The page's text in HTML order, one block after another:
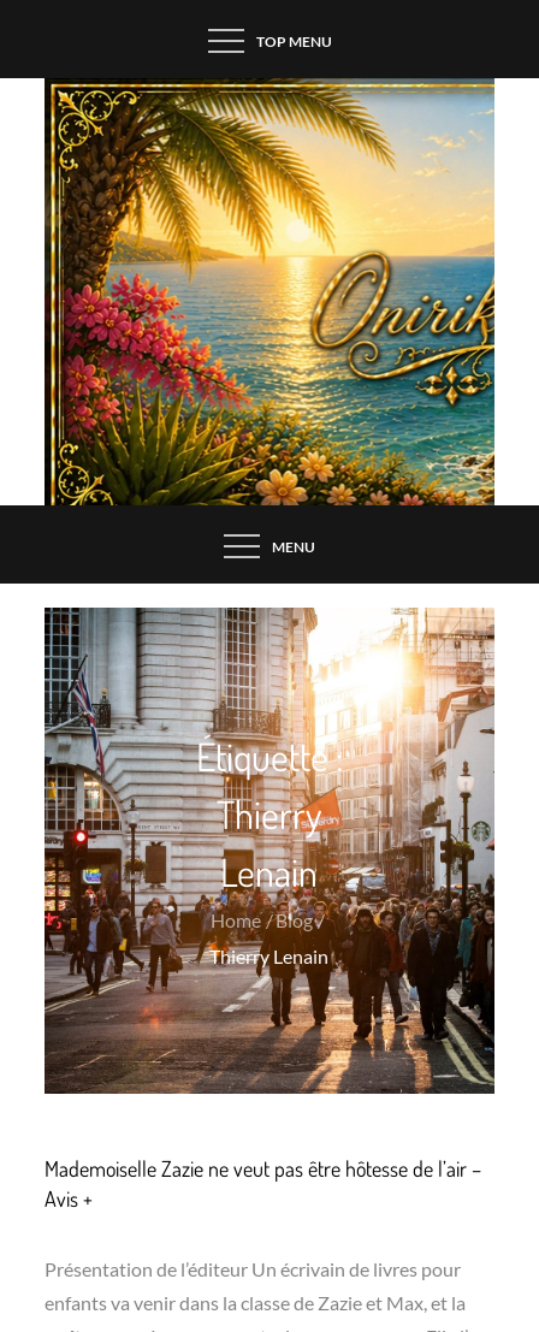
content
TOP MENU
MENU
Étiquette :
Thierry
Lenain
Home
Blog
Thierry Lenain
Mademoiselle Zazie ne veut pas être hôtesse de l’air –
Avis +
Présentation de l’éditeur Un écrivain de livres pour
enfants va venir dans la classe de Zazie et Max, et la